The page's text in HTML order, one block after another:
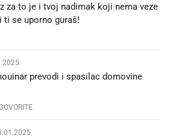
za to je i tvoj nadimak koji nema veze
ti se uporno guraš!
prevodi i spasilac domovine 🤣